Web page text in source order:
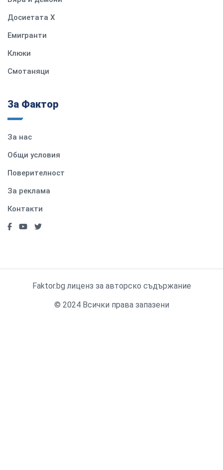
Досиетата Х
Емигранти
Клюки
Смотаняци
За Фактор
За нас
Общи условия
Поверителност
За реклама
Контакти
Faktor.bg лиценз за авторско съдържание
© 2024 Всички права запазени